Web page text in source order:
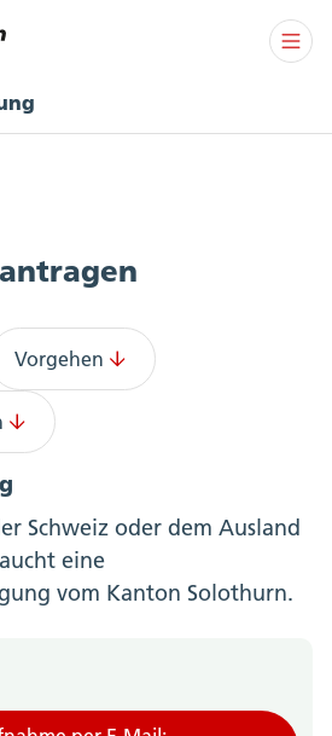
Vorgehen
Schweiz oder dem Ausland
eine
vom Kanton Solothurn.